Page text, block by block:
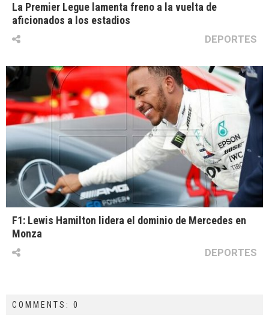
La Premier Legue lamenta freno a la vuelta de
aficionados a los estadios
DEPORTES
F1: Lewis Hamilton lidera el dominio de Mercedes en
Monza
DEPORTES
COMMENTS: 0